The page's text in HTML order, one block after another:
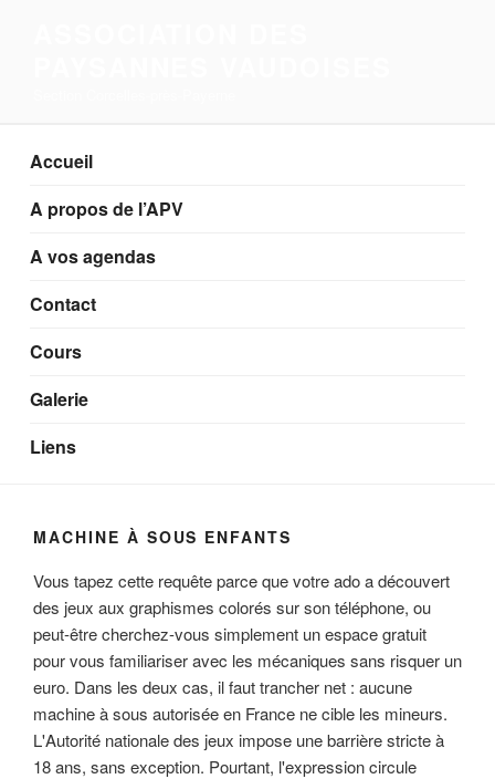
Accueil
A propos de l’APV
A vos agendas
Contact
Cours
Galerie
Liens
MACHINE À SOUS ENFANTS
Vous tapez cette requête parce que votre ado a découvert
des jeux aux graphismes colorés sur son téléphone, ou
peut-être cherchez-vous simplement un espace gratuit
pour vous familiariser avec les mécaniques sans risquer un
euro. Dans les deux cas, il faut trancher net : aucune
machine à sous autorisée en France ne cible les mineurs.
L'Autorité nationale des jeux impose une barrière stricte à
18 ans, sans exception. Pourtant, l'expression circule